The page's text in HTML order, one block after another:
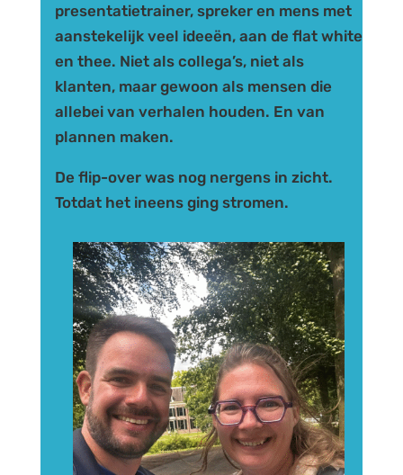
presentatietrainer, spreker en mens met
aanstekelijk veel ideeën, aan de flat white
en thee. Niet als collega’s, niet als
klanten, maar gewoon als mensen die
allebei van verhalen houden. En van
plannen maken.
De flip-over was nog nergens in zicht.
Totdat het ineens ging stromen.